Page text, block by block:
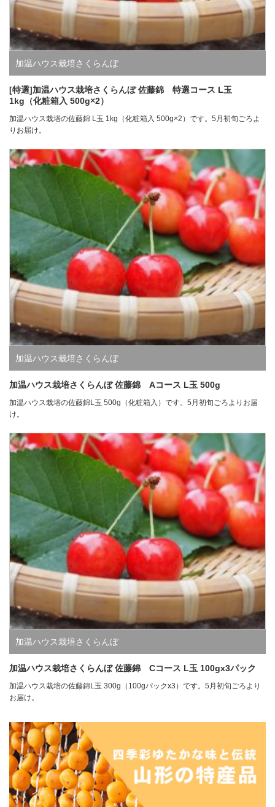
加温ハウス栽培さくらんぼ
[特選]加温ハウス栽培さくらんぼ 佐藤錦 特選コース L玉
1kg（化粧箱入 500g×2）
加温ハウス栽培の佐藤錦 L玉 1kg（化粧箱入 500g×2）です。5月初旬ごろよ
りお届け。
加温ハウス栽培さくらんぼ
加温ハウス栽培さくらんぼ 佐藤錦 Aコース L玉 500g
加温ハウス栽培の佐藤錦L玉 500g（化粧箱入）です。5月初旬ごろよりお届
け。
加温ハウス栽培さくらんぼ
加温ハウス栽培さくらんぼ 佐藤錦 Cコース L玉 100gx3パック
加温ハウス栽培の佐藤錦L玉 300g（100gパックx3）です。5月初旬ごろより
お届け。